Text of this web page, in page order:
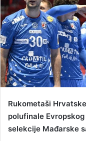
m
a
i
l
Rukometaši
polufinale
selekcije Mađarske